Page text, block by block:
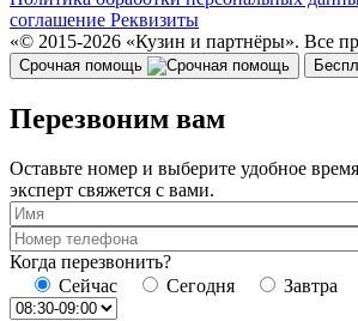
соглашение Реквизиты
«© 2015-2026 «Кузин и партнёры». Все
Срочная помощь
Перезвоним вам
Оставьте номер и выберите удобное
эксперт свяжется с вами.
Когда перезвонить?
Сейчас
Сегодня Завтра